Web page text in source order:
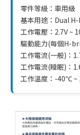
零件等級：車用級
基本用途：Dual
工作電壓：2.7V ~
驅動能力(每個H-
工作電流(一般)：
工作電流(睡眠)：
工作溫度：-40℃